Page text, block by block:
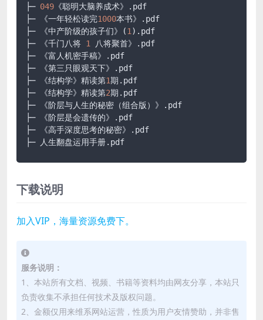
├─ 049 《聪明大脑养成术》
.pdf
├─ 《一年轻松读完1000本书》
.pdf
├─ 《中产阶级的孩子们》(1) .pdf
├─ 《千门八将 1 八将聚首》
.pdf
├─ 《富人机密手稿》
.pdf
├─ 《第三只眼观天下》
.pdf
├─ 《结构学》精读第1期 .pdf
├─ 《结构学》精读第2期 .pdf
├─ 《阶层与人生的秘密（组合版）》
.pdf
├─ 《阶层是会遗传的》
.pdf
├─ 《高手深度思考的秘密》
.pdf
├─ 人生翻盘运用手册.pdf
下载说明
加入VIP，海量资源免费下。
服务说明：
1、本站所有文档、视频、书籍等资料均由网友分享，本站只
负责收集不承担任何技术及版权问题。
2、金额仅用来维系网站运营，性质为用户友情赞助，并非售